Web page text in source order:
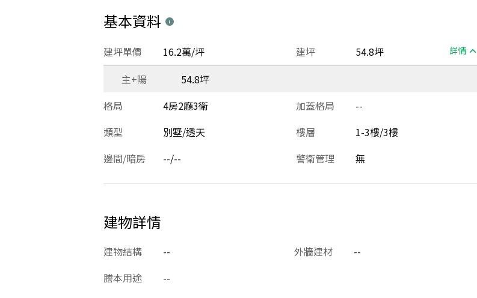
基本資料
建坪 54.8坪 詳情
建坪單價 16.2萬/坪
主+陽
54.8坪
格局
4房2廳3衛 加蓋格局 --
類型
別墅/透天 樓層 1-3樓/3樓
邊間/暗房 --/-- 警衛管理 無
建物詳情
建物結構 -- 外牆建材 --
謄本用途
--